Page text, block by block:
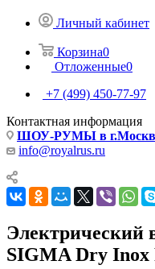
Личный кабинет
Корзина0
Отложенные0
+7 (499) 450-77-97
Контактная информация
ШОУ-РУМЫ в
info@royalrus.ru
Электрический
SIGMA Dry Inox